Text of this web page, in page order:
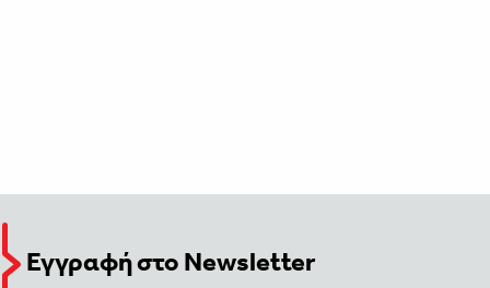
Εγγραφή στο Newsletter